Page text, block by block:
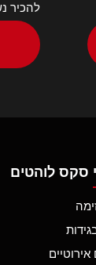
להכיר
סקס לוהטים
אירוטיים